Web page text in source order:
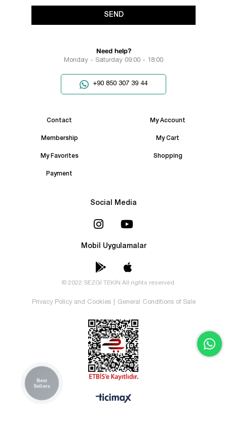
SEND
Need help?
Monday - Saturday 09:00 - 18:00
+90 850 307 39 44
Contact My Account
Membership My Cart
My Favorites Shopping
Payment
Social Media
Mobil Uygulamalar
© 2022 SEZGİ TEKİN All rights reserved.
Privacy Policy and Cookies General Conditions of Sale
Best
Sellers